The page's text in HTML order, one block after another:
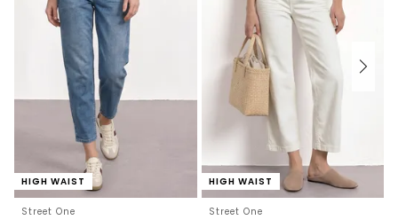
HIGH WAIST
Street One
HIGH WAIST
Street One